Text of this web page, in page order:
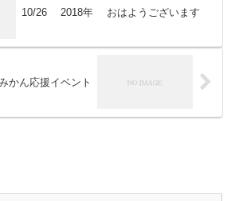
10/26 2018年 おはようございます
かん応援イベント